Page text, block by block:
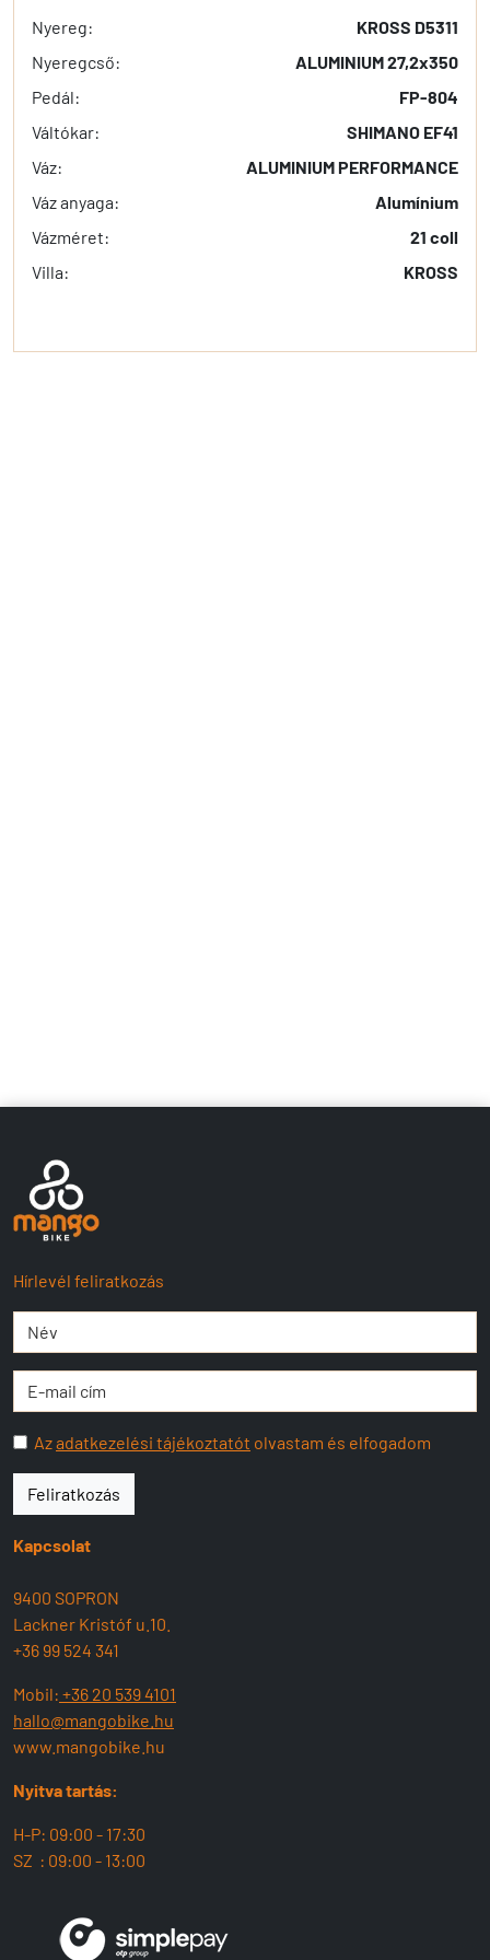
Nyereg:
KROSS D5311
Nyeregcső:
ALUMINIUM 27,2x350
Pedál:
FP-804
Váltókar:
SHIMANO EF41
Váz:
ALUMINIUM PERFORMANCE
Váz anyaga:
Alumínium
Vázméret:
21 coll
Villa:
KROSS
Hírlevél feliratkozás
Azadatkezelési tájékoztatót olvastam és elfogadom
Feliratkozás
Kapcsolat
9400 SOPRON
Lackner Kristóf u.10.
+36 99 524 341
Mobil: +36 20 539 4101
hallo@mangobike.hu
www.mangobike.hu
Nyitva tartás:
H-P: 09:00 - 17:30
SZ : 09:00 - 13:00